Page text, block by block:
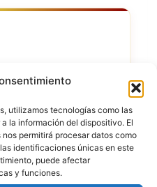
utilizamos tecnologías como las
la información del dispositivo. El
permitirá procesar datos como
identificaciones únicas en este
puede afectar
y funciones.
Sebastian
Olivares
Mediocampista